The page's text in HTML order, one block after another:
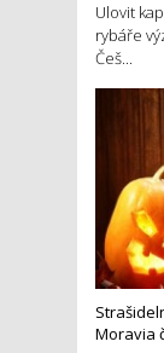
Ulovit
rybáře
Češ...
Moravia